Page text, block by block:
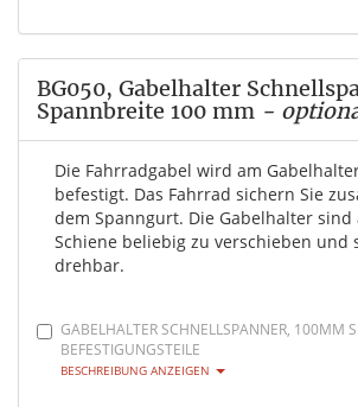
BG050, Gabelhalter
Spannbreite 100 mm -
Die Fahrradgabel wird am
befestigt. Das Fahrrad sichern Sie
dem Spanngurt. Die Gabelhalter sind
Schiene beliebig zu verschieben und
drehbar.
GABELHALTER SCHNELLSPANNER, 100MM
BEFESTIGUNGSTEILE
BESCHREIBUNG ANZEIGEN